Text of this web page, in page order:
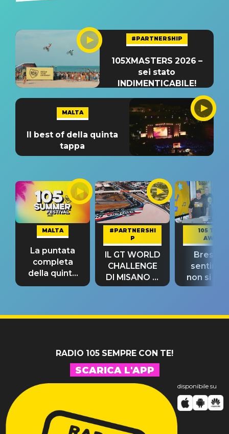
#PARTNERSHIP
105XMASTERS 2026 –
sei stato
INDIMENTICABILE!
MALTA
Il best of della quinta
tappa
MALTA
La puntata
completa
della quinta
tappa
#PARTNERSHI
P
IL GT WORLD
CHALLENGE
DI MISANO si
riconferma
105 TAKE
AWAY
Bresh:
non si
fino alla
RADIO 105 SEMPRE CON TE!
SCARICA L'APP
disponibile su